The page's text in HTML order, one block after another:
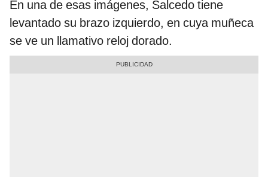
En una de esas imágenes, Salcedo tiene
levantado su brazo izquierdo, en cuya muñeca
se ve un llamativo reloj dorado.